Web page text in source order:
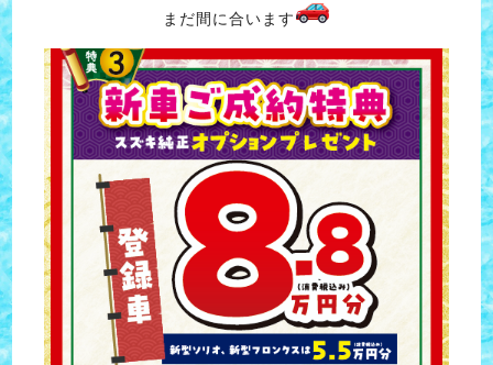
まだ間に合います